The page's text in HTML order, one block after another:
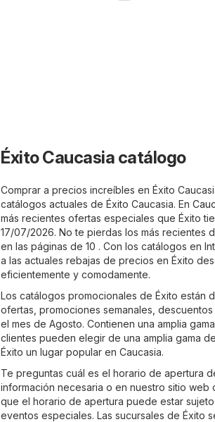
Éxito Caucasia catálogo
Comprar a precios increíbles en Éxito
catálogos actuales de Éxito Caucasia. En
más recientes ofertas especiales que Éxito
17/07/2026. No te pierdas los más recientes
en las páginas de 10 . Con los catálogos en
a las actuales rebajas de precios en Éxito
eficientemente y comodamente.
Los catálogos promocionales de Éxito están
ofertas, promociones semanales,
el mes de Agosto. Contienen una amplia
clientes pueden elegir de una amplia gama
Éxito un lugar popular en Caucasia.
Te preguntas cuál es el horario de apertura
información necesaria o en nuestro sitio web
que el horario de apertura puede estar
eventos especiales. Las sucursales de Éxito